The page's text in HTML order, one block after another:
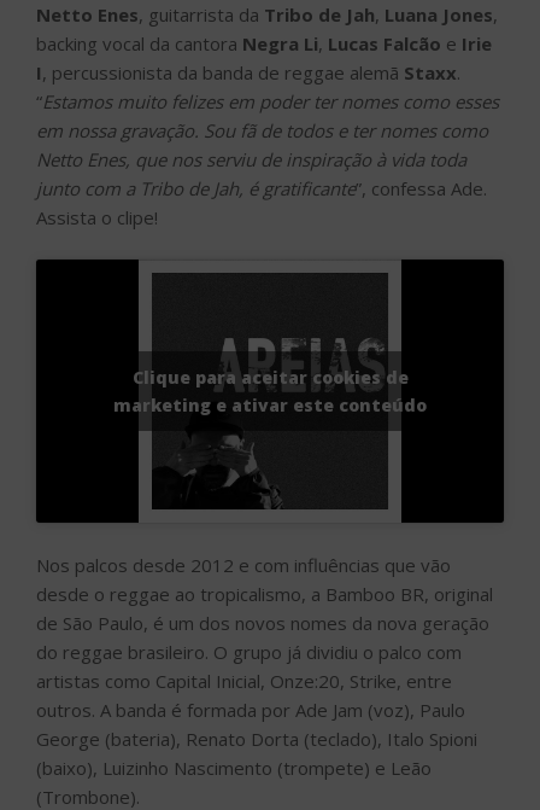
Netto Enes, guitarrista da Tribo de Jah, Luana Jones,
backing vocal da cantora Negra Li, Lucas Falcão e Irie
I, percussionista da banda de reggae alemã Staxx.
“Estamos muito felizes em poder ter nomes como esses
em nossa gravação. Sou fã de todos e ter nomes como
Netto Enes, que nos serviu de inspiração à vida toda
junto com a Tribo de Jah, é gratificante”, confessa Ade.
Assista o clipe!
Clique para aceitar cookies de
marketing e ativar este conteúdo
Nos palcos desde 2012 e com influências que vão
desde o reggae ao tropicalismo, a Bamboo BR, original
de São Paulo, é um dos novos nomes da nova geração
do reggae brasileiro. O grupo já dividiu o palco com
artistas como Capital Inicial, Onze:20, Strike, entre
outros. A banda é formada por Ade Jam (voz), Paulo
George (bateria), Renato Dorta (teclado), Italo Spioni
(baixo), Luizinho Nascimento (trompete) e Leão
(Trombone).